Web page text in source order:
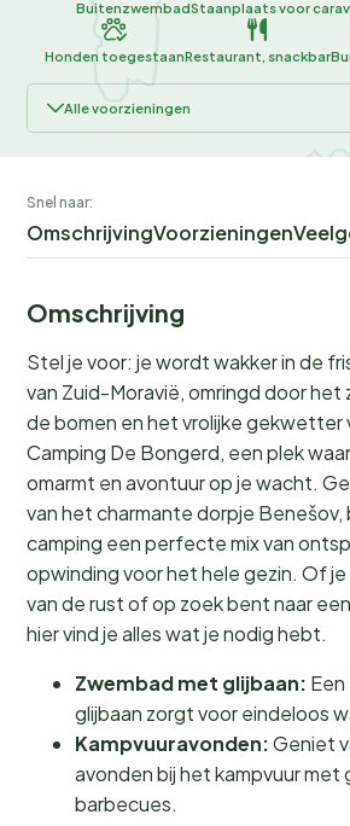
BuitenzwembadStaanplaats voor
Honden toegestaanRestaurant, snackbar
Alle voorzieningen
Snel naar:
OmschrijvingVoorzieningen
Omschrijving
Stel je voor: je wordt wakker in de
van Zuid-Moravië, omringd door het
de bomen en het vrolijke gekwetter
Camping De Bongerd, een plek
omarmt en avontuur op je wacht.
van het charmante dorpje
camping een perfecte mix van
opwinding voor het hele gezin. Of
van de rust of op zoek bent naar
hier vind je alles wat je nodig hebt.
Zwembad met glijbaan:
glijbaan zorgt voor eindeloos
Kampvuuravonden:Geniet
avonden bij het kampvuur met
barbecues.